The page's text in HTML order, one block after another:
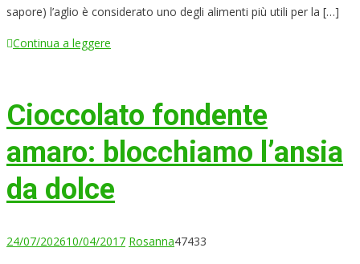
sapore) l’aglio è considerato uno degli alimenti più utili per la […]
Continua a leggere
Cioccolato fondente
amaro: blocchiamo l’ansia
da dolce
24/07/202610/04/2017 Rosanna47433